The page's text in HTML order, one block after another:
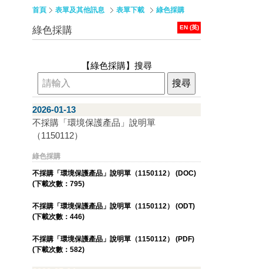
首頁 表單及其他訊息 表單下載 綠色採購
EN (英)
綠色採購
【綠色採購】 搜尋
2026-01-13
不採購「環境保護產品」說明單
（1150112）
綠色採購
不採購「環境保護產品」說明單（1150112） (DOC)
(下載次數：795)
不採購「環境保護產品」說明單（1150112） (ODT)
(下載次數：446)
不採購「環境保護產品」說明單（1150112） (PDF)
(下載次數：582)